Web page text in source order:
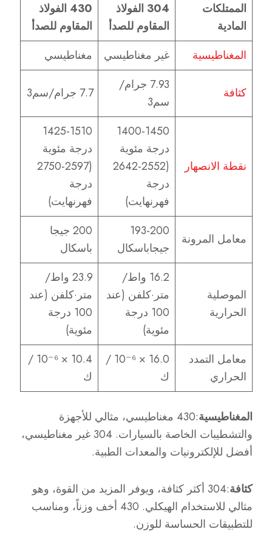
الممتلكات
المادية
304 الفولاذ
المقاوم للصدأ
430 الفولاذ
المقاوم للصدأ
المغناطيسية
غير مغناطيسي مغناطيسي
كثافة
7.93 جرام/
سم3
7.7 جرام/سم3
نقطة الانصهار
1400-1450
درجة مئوية
(2552-2642
درجة
فهرنهايت)
1425-1510
درجة مئوية
(2597-2750
درجة
فهرنهايت)
معامل المرونة
193-200
جيجاباسكال
200 جيجا
باسكال
الموصلية
الحرارية
16.2 واط/
متر·كلفن (عند
100 درجة
مئوية)
23.9 واط/
متر·كلفن (عند
100 درجة
مئوية)
معامل التمدد
الحراري
16.0 × 10⁻⁶ /
ك
10.4 × 10⁻⁶ /
ك
المغناطيسية
:430 مغناطيسي، مثالي للأجهزة
والتشطيبات الخاصة بالسيارات. 304 غير مغناطيسي،
أفضل للإلكترونيات والمعدات الطبية.
كثافة
:304 أكثر كثافة، ويوفر المزيد من القوة، وهو
مثالي للاستخدام الهيكلي. 430 أخف وزناً، ومناسب
للتطبيقات الحساسة للوزن.